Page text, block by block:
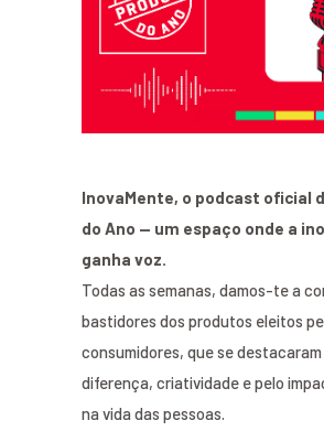
InovaMente, o podcast oficial
do Ano — um espaço onde a
ganha voz.
Todas as semanas, damos-te a
bastidores dos produtos eleitos
consumidores, que se destacaram
diferença, criatividade e pelo
na vida das pessoas.